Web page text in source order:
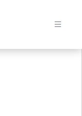
